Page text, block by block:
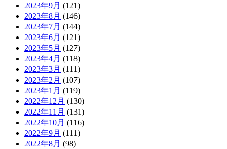
2023年9月 (121)
2023年8月 (146)
2023年7月 (144)
2023年6月 (121)
2023年5月 (127)
2023年4月 (118)
2023年3月 (111)
2023年2月 (107)
2023年1月 (119)
2022年12月 (130)
2022年11月 (131)
2022年10月 (116)
2022年9月 (111)
2022年8月 (98)